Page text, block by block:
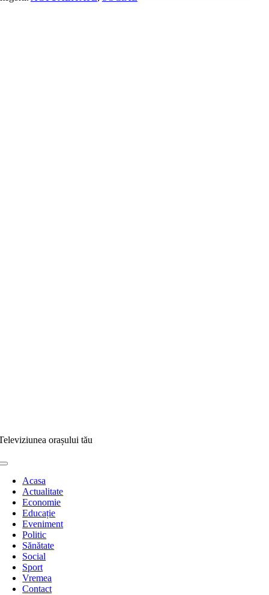
orașului tău
Toggle
NavigationAcasa
Actualitate
Economie
Educație
Eveniment
Politic
Sănătate
Social
Sport
Vremea
Contact